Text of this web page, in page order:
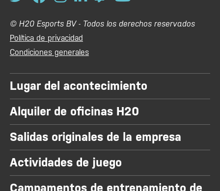
© H20 Esports BV - Todos los derechos reservados
Política de privacidad
Condiciones generales
Lugar del acontecimiento
Alquiler de oficinas H20
Salidas originales de la empresa
Actividades de juego